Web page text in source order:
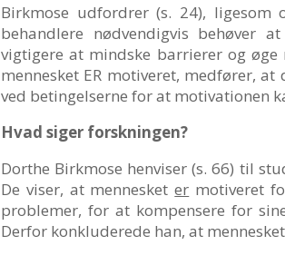
Birkmose udfordrer (s. 24),
behandlere nødvendigvis behøver
vigtigere at mindske barrierer og
mennesket ER motiveret, medfører,
ved betingelserne for at motivationen
Hvad siger forskningen?
Dorthe Birkmose henviser (s. 66) til
De viser, at mennesketer motiveret
problemer, for at kompensere for
Derfor konkluderede han, at